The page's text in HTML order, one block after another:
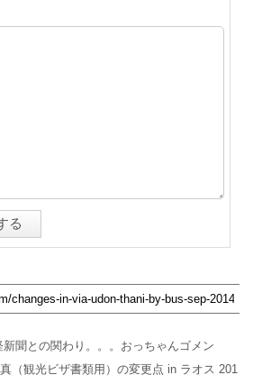
聞との関わり。。。おっちゃんゴメン
（観光ビザ書類用）の変更点 in ラオス 201